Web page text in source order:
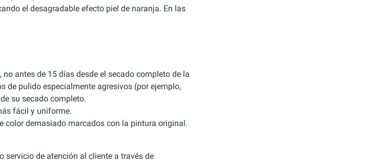
el desagradable efecto piel de naranja. En las
antes de 15 días desde el secado completo de la
de pulido especialmente agresivos (por ejemplo,
su secado completo.
fácil y uniforme.
color demasiado marcados con la pintura original.
servicio de atención al cliente a través de